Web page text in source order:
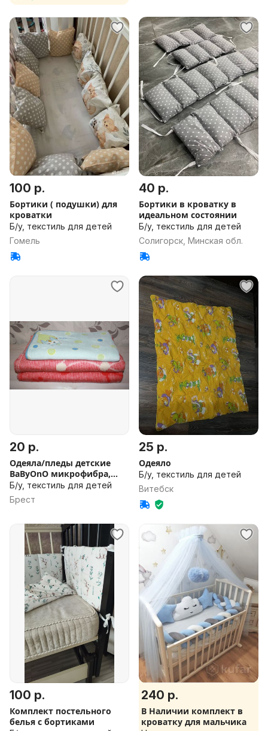
100 р.
Бортики ( подушки) для
кроватки
Б/у, текстиль для детей
Гомель
40 р.
Бортики в кроватку в
идеальном состоянии
Б/у, текстиль для детей
Солигорск, Минская обл.
20 р.
Одеяла/пледы детские
BaByOnO микрофибра,
шерстяные
Б/у, текстиль для детей
Брест
25 р.
Одеяло
Б/у, текстиль для детей
Витебск
100 р.
Комплект постельного
белья с бортиками
240 р.
В Наличии комплект в
кроватку для мальчика